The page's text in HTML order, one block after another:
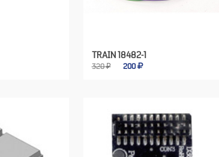
TRAIN 18482-1
320 ₽ 200